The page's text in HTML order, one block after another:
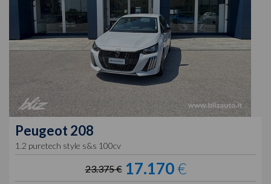
Peugeot 208
1.2 puretech style s&s 100cv
23.375 € 17.170€